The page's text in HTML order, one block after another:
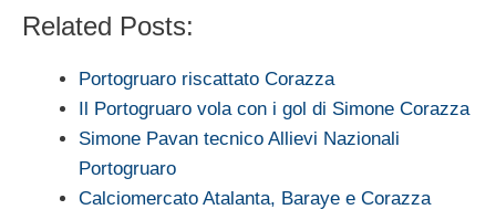
Related Posts:
Portogruaro riscattato Corazza
Il Portogruaro vola con i gol di Simone Corazza
Simone Pavan tecnico Allievi Nazionali
Portogruaro
Calciomercato Atalanta, Baraye e Corazza